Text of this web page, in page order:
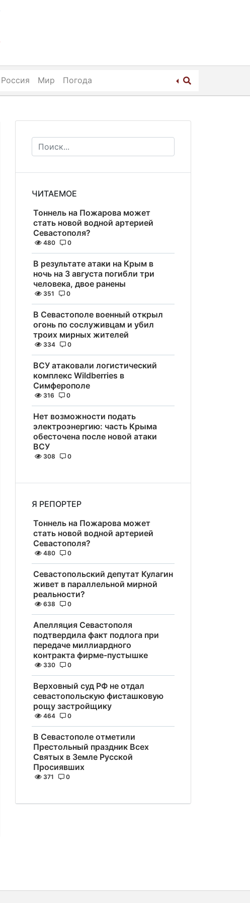
Россия Мир Погода
ЧИТАЕМОЕ
Тоннель на Пожарова может
стать новой водной артерией
Севастополя?
480 0
В результате атаки на Крым в
ночь на 3 августа погибли три
человека, двое ранены
351 0
В Севастополе военный открыл
огонь по сослуживцам и убил
троих мирных жителей
334 0
ВСУ атаковали логистический
комплекс Wildberries в
Симферополе
316 0
Нет возможности подать
электроэнергию: часть Крыма
обесточена после новой атаки
ВСУ
308 0
Я РЕПОРТЕР
Тоннель на Пожарова может
стать новой водной артерией
Севастополя?
480 0
Севастопольский депутат Кулагин
живет в параллельной мирной
реальности?
638 0
Апелляция Севастополя
подтвердила факт подлога при
передаче миллиардного
контракта фирме-пустышке
330 0
Верховный суд РФ не отдал
севастопольскую фисташковую
рощу застройщику
464 0
В Севастополе отметили
Престольный праздник Всех
Святых в Земле Русской
Просиявших
371 0